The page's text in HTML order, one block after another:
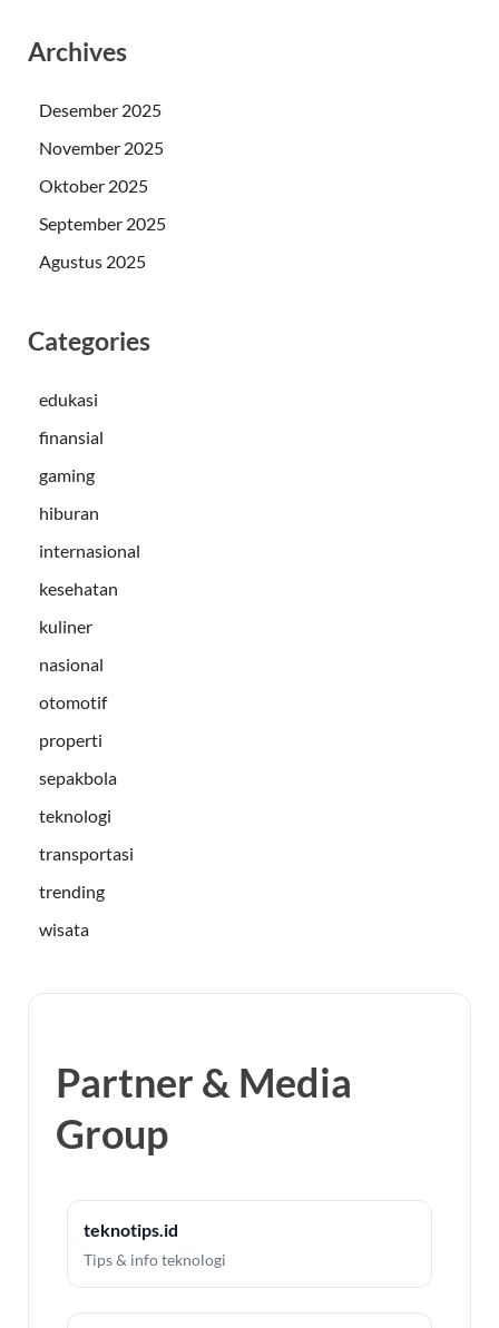
Archives
Desember 2025
November 2025
Oktober 2025
September 2025
Agustus 2025
Categories
edukasi
finansial
gaming
hiburan
internasional
kesehatan
kuliner
nasional
otomotif
properti
sepakbola
teknologi
transportasi
trending
wisata
Partner & Media
Group
teknotips.id
Tips & info teknologi